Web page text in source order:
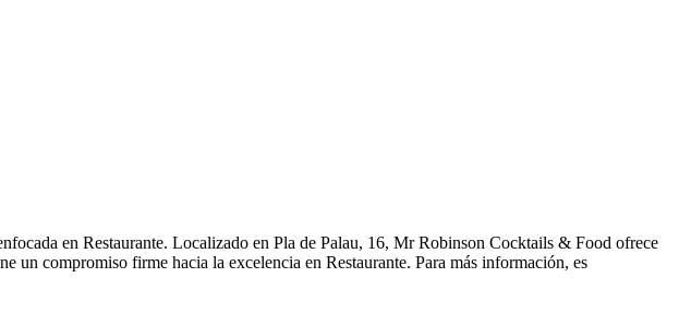
en Restaurante. Localizado en Pla de Palau, 16, Mr Robinson Cocktails & Food ofrece
un compromiso firme hacia la excelencia en Restaurante. Para más información, es